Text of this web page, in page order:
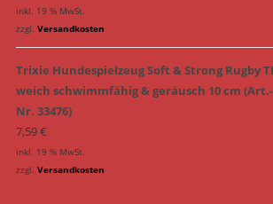
inkl. 19 % MwSt.
zzgl. Versandkosten
Trixie Hundespielzeug Soft & Strong Rugby
weich schwimmfähig & geräusch 10 cm (Art.-
Nr. 33476)
7,59€
inkl. 19 % MwSt.
zzgl. Versandkosten